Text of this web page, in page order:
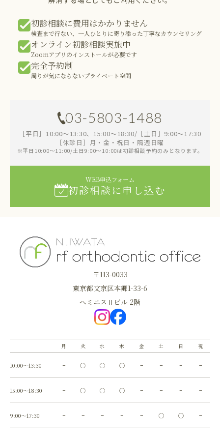
初診相談に費用はかかりません
検査まで行ない、一人ひとりに寄り添った丁寧なカウンセリング
オンライン初診相談実施中
Zoomアプリのインストールが必要です
完全予約制
周りが気にならないプライベート空間
03-5803-1488
［平日］10:00～13:30、15:00～18:30/［土日］9:00～17:30
［休診日］月・金・祝日・隔週日曜
※平日10:00～11:00/土日9:00～10:00は初診相談予約のみとなります。
WEB申込フォーム
初診相談に申し込む
〒113-0033
東京都文京区本郷1-33-6
へミニスⅡビル 2階
月 火 水 木 金 土 日 祝
10:00～13:30 − ◯ ◯ ◯ − − − −
15:00～18:30 − ◯ ◯ ◯ − − − −
9:00～17:30 − − − − − ◯ ◯ −